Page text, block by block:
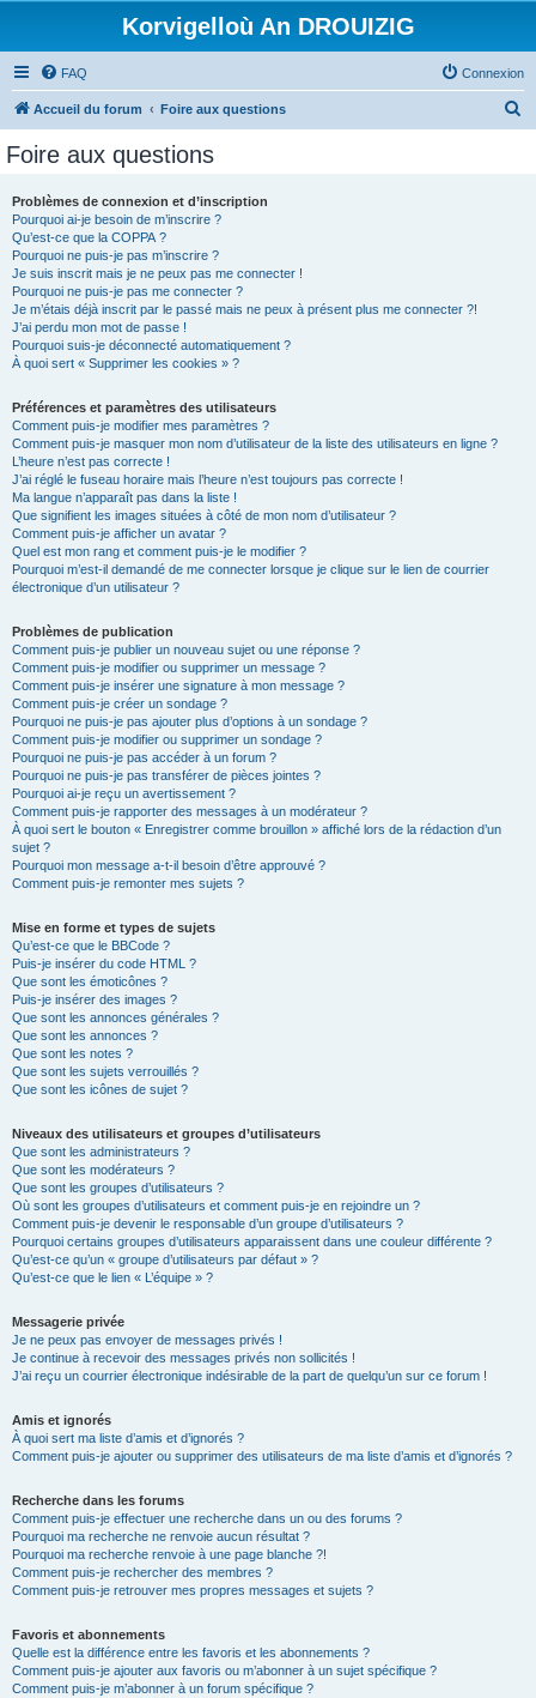
Korvigelloù An DROUIZIG
FAQ Connexion
Accueil du forum Foire aux questions
Foire aux questions
Problèmes de connexion et d’inscription
Pourquoi ai-je besoin de m’inscrire ?
Qu’est-ce que la COPPA ?
Pourquoi ne puis-je pas m’inscrire ?
Je suis inscrit mais je ne peux pas me connecter !
Pourquoi ne puis-je pas me connecter ?
Je m’étais déjà inscrit par le passé mais ne peux à présent plus me connecter ?!
J’ai perdu mon mot de passe !
Pourquoi suis-je déconnecté automatiquement ?
À quoi sert « Supprimer les cookies » ?
Préférences et paramètres des utilisateurs
Comment puis-je modifier mes paramètres ?
Comment puis-je masquer mon nom d’utilisateur de la liste des utilisateurs en ligne ?
L’heure n’est pas correcte !
J’ai réglé le fuseau horaire mais l’heure n’est toujours pas correcte !
Ma langue n’apparaît pas dans la liste !
Que signifient les images situées à côté de mon nom d’utilisateur ?
Comment puis-je afficher un avatar ?
Quel est mon rang et comment puis-je le modifier ?
Pourquoi m’est-il demandé de me connecter lorsque je clique sur le lien de courrier
électronique d’un utilisateur ?
Problèmes de publication
Comment puis-je publier un nouveau sujet ou une réponse ?
Comment puis-je modifier ou supprimer un message ?
Comment puis-je insérer une signature à mon message ?
Comment puis-je créer un sondage ?
Pourquoi ne puis-je pas ajouter plus d’options à un sondage ?
Comment puis-je modifier ou supprimer un sondage ?
Pourquoi ne puis-je pas accéder à un forum ?
Pourquoi ne puis-je pas transférer de pièces jointes ?
Pourquoi ai-je reçu un avertissement ?
Comment puis-je rapporter des messages à un modérateur ?
À quoi sert le bouton « Enregistrer comme brouillon » affiché lors de la rédaction d’un
sujet ?
Pourquoi mon message a-t-il besoin d’être approuvé ?
Comment puis-je remonter mes sujets ?
Mise en forme et types de sujets
Qu’est-ce que le BBCode ?
Puis-je insérer du code HTML ?
Que sont les émoticônes ?
Puis-je insérer des images ?
Que sont les annonces générales ?
Que sont les annonces ?
Que sont les notes ?
Que sont les sujets verrouillés ?
Que sont les icônes de sujet ?
Niveaux des utilisateurs et groupes d’utilisateurs
Que sont les administrateurs ?
Que sont les modérateurs ?
Que sont les groupes d’utilisateurs ?
Où sont les groupes d’utilisateurs et comment puis-je en rejoindre un ?
Comment puis-je devenir le responsable d’un groupe d’utilisateurs ?
Pourquoi certains groupes d’utilisateurs apparaissent dans une couleur différente ?
Qu’est-ce qu’un « groupe d’utilisateurs par défaut » ?
Qu’est-ce que le lien « L’équipe » ?
Messagerie privée
Je ne peux pas envoyer de messages privés !
Je continue à recevoir des messages privés non sollicités !
J’ai reçu un courrier électronique indésirable de la part de quelqu’un sur ce forum !
Amis et ignorés
À quoi sert ma liste d’amis et d’ignorés ?
Comment puis-je ajouter ou supprimer des utilisateurs de ma liste d’amis et d’ignorés ?
Recherche dans les forums
Comment puis-je effectuer une recherche dans un ou des forums ?
Pourquoi ma recherche ne renvoie aucun résultat ?
Pourquoi ma recherche renvoie à une page blanche ?!
Comment puis-je rechercher des membres ?
Comment puis-je retrouver mes propres messages et sujets ?
Favoris et abonnements
Quelle est la différence entre les favoris et les abonnements ?
Comment puis-je ajouter aux favoris ou m’abonner à un sujet spécifique ?
Comment puis-je m’abonner à un forum spécifique ?